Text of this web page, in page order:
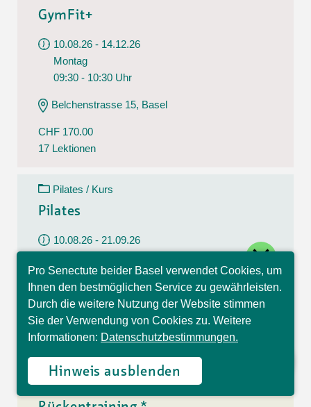
GymFit+
10.08.26 - 14.12.26
Montag
09:30 - 10:30 Uhr
Belchenstrasse 15, Basel
CHF 170.00
17 Lektionen
Pilates / Kurs
Pilates
10.08.26 - 21.09.26
09:30 - 10:30 Uhr
Im Westfeld 6, Basel
CHF 140.00
7 Lektionen
Rückentraining / Kurs
Pro Senectute beider Basel verwendet Cookies, um
Ihnen den bestmöglichen Service zu gewährleisten.
Durch die weitere Nutzung der Website stimmen
Sie der Verwendung von Cookies zu. Weitere
Informationen: Datenschutzbestimmungen.
Hinweis ausblenden
Hallo, ich bin Sophia und
beantworte gerne Ihre
Fragen.
close